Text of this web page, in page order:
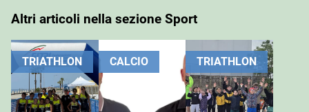
Altri articoli nella sezione Sport
TRIATHLON CALCIO TRIATHLON